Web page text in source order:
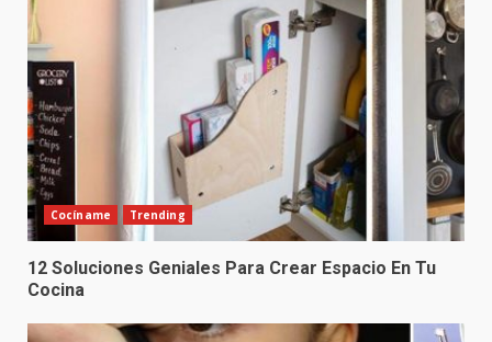
Cocíname Trending
12 Soluciones Geniales Para Crear Espacio En Tu
Cocina